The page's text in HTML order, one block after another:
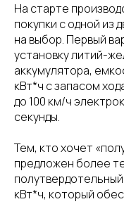
На старте
покупки с одной из
на выбор. Первый
установку литий-
аккумулятора,
кВт*ч с запасом
до 100 км/ч
секунды.
Тем, кто хочет
предложен более
кВт*ч, который